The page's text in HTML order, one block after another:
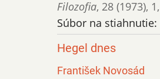
Filozofia, 28 (1973), 1,
Súbor na stiahnutie:
Hegel dnes
František Novosád